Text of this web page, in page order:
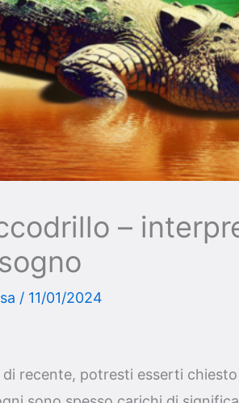
–
/ 11/01/2024
recente, potresti esserti